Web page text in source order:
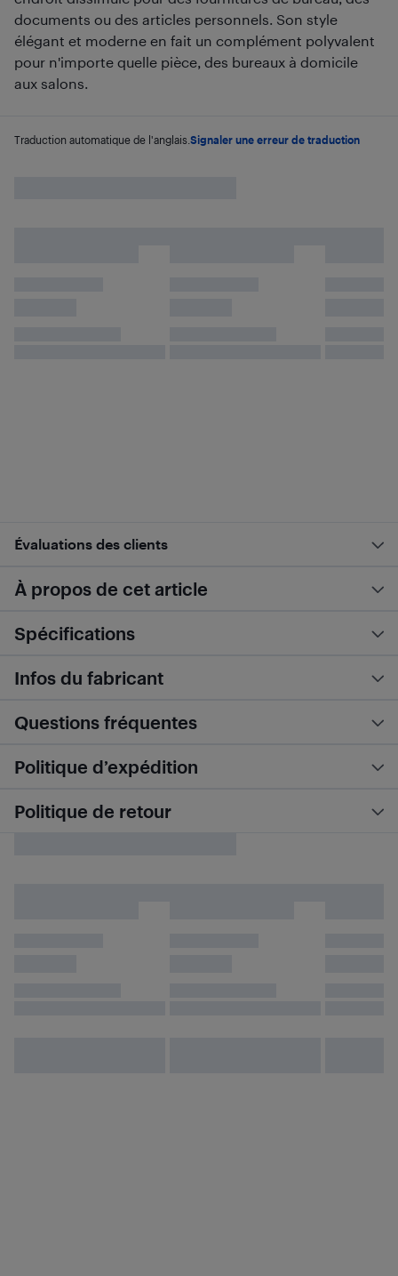
documents ou des articles personnels. Son style
élégant et moderne en fait un complément polyvalent
pour n'importe quelle pièce, des bureaux à domicile
aux salons.
Traduction automatique de l'anglais. Signaler une erreur de traduction
Évaluations des clients
À propos de cet article
Spécifications
Infos du fabricant
Questions fréquentes
Politique d’expédition
Politique de retour